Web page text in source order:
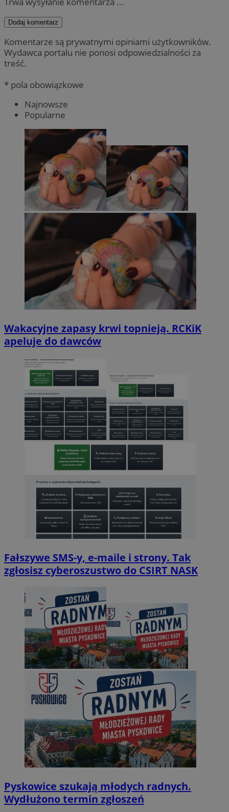
Dodaj komentarz
Komentarze są prywatnymi opiniami użytkowników.
Wydawca portalu nie ponosi odpowiedzialności za
treść.
* pola obowiązkowe
Najnowsze
Popularne
Wakacyjne zapasy krwi topnieją. RCKiK
apeluje do dawców
Fałszywe SMS-y, e-maile i strony. Tak
zgłosisz cyberoszustwo do CSIRT NASK
Pyskowice szukają młodych radnych.
Wydłużono termin zgłoszeń